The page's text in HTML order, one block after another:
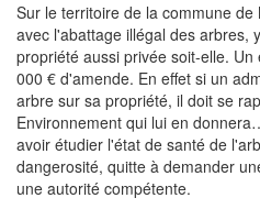
Sur le territoire de la commune
avec l'abattage illégal des arbres,
propriété aussi privée soit-elle.
000 € d'amende. En effet si un
arbre sur sa propriété, il doit se
Environnement qui lui en
avoir étudier l'état de santé de
dangerosité, quitte à demander
une autorité compétente.